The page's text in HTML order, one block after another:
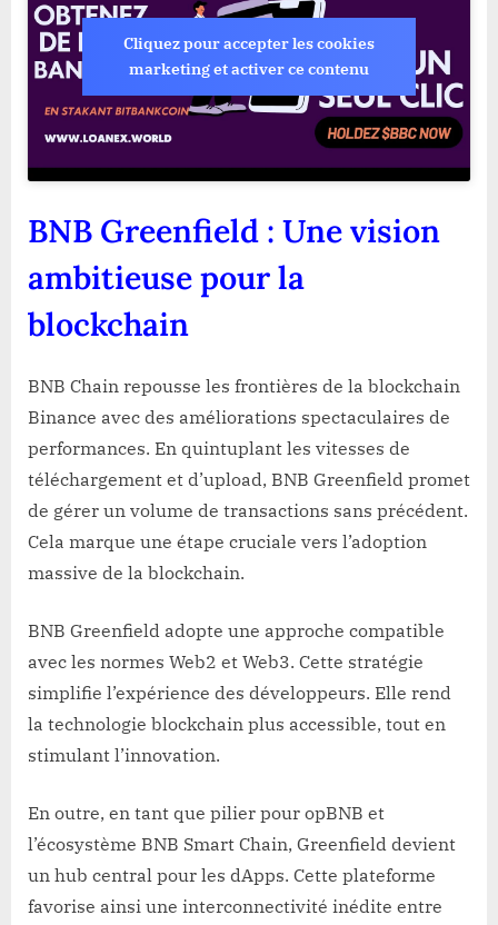
Cliquez pour accepter les cookies
marketing et activer ce contenu
BNB Greenfield : Une vision
ambitieuse pour la
blockchain
BNB Chain repousse les frontières de la blockchain
Binance avec des améliorations spectaculaires de
performances. En quintuplant les vitesses de
téléchargement et d’upload, BNB Greenfield promet
de gérer un volume de transactions sans précédent.
Cela marque une étape cruciale vers l’adoption
massive de la blockchain.
BNB Greenfield adopte une approche compatible
avec les normes Web2 et Web3. Cette stratégie
simplifie l’expérience des développeurs. Elle rend
la technologie blockchain plus accessible, tout en
stimulant l’innovation.
En outre, en tant que pilier pour opBNB et
l’écosystème BNB Smart Chain, Greenfield devient
un hub central pour les dApps. Cette plateforme
favorise ainsi une interconnectivité inédite entre